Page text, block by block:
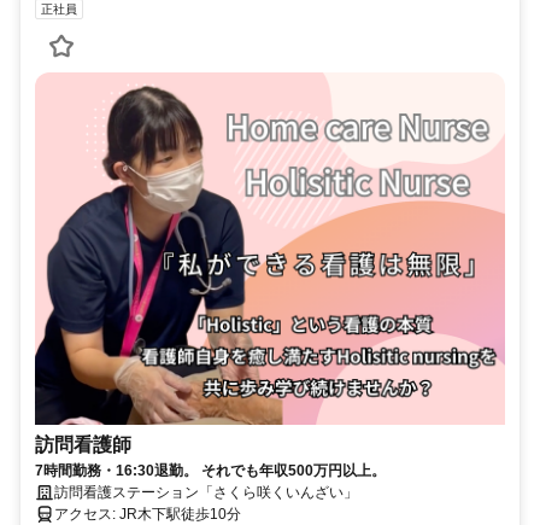
正社員
訪問看護師
7時間勤務・16:30退勤。 それでも年収500万円以上。
訪問看護ステーション「さくら咲くいんざい」
アクセス: JR木下駅徒歩10分